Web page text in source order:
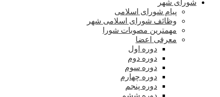
شورای شهر
پیام شورای اسلامی
وظائف شورای اسلامی شهر
مهمترین مصوبات شورا
معرفی اعضا
دوره اول
دوره دوم
دوره سوم
دوره چهارم
دوره پنجم
دوره ششم